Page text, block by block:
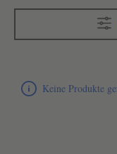
Text überspringen
Keine Produkte